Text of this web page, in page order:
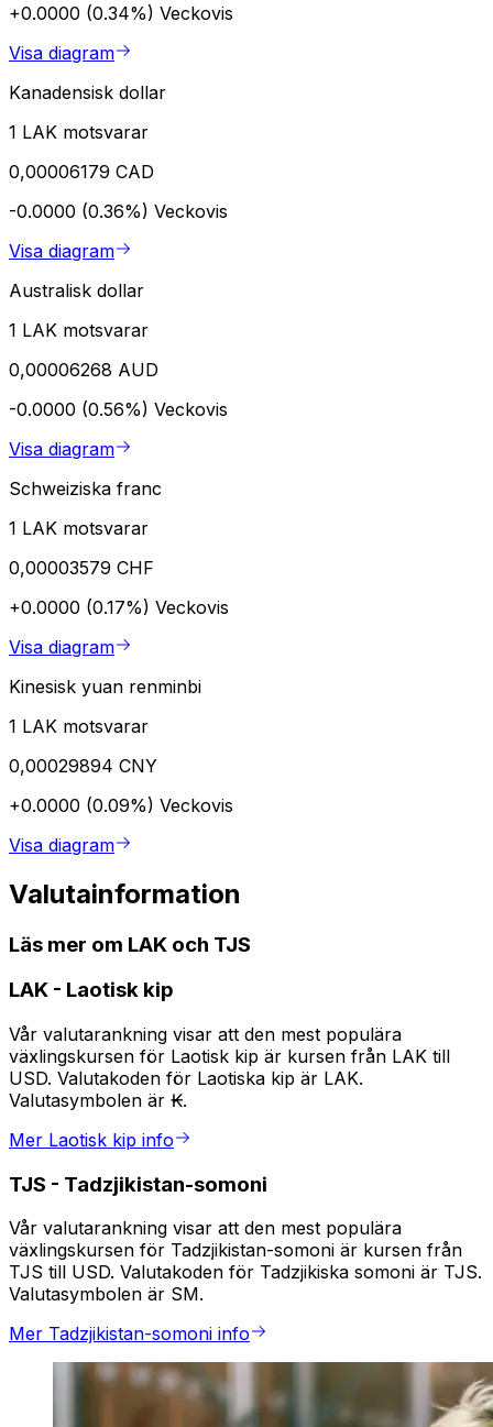
+0.0000 (0.34%) Veckovis
Visa diagram
Kanadensisk dollar
1 LAK motsvarar
0,00006179 CAD
-0.0000 (0.36%) Veckovis
Visa diagram
Australisk dollar
1 LAK motsvarar
0,00006268 AUD
-0.0000 (0.56%) Veckovis
Visa diagram
Schweiziska franc
1 LAK motsvarar
0,00003579 CHF
+0.0000 (0.17%) Veckovis
Visa diagram
Kinesisk yuan renminbi
1 LAK motsvarar
0,00029894 CNY
+0.0000 (0.09%) Veckovis
Visa diagram
Valutainformation
Läs mer om LAK och TJS
LAK - Laotisk kip
Vår valutarankning visar att den mest populära
växlingskursen för Laotisk kip är kursen från LAK till
USD. Valutakoden för Laotiska kip är LAK.
Valutasymbolen är ₭.
Mer Laotisk kip info
TJS - Tadzjikistan-somoni
Vår valutarankning visar att den mest populära
växlingskursen för Tadzjikistan-somoni är kursen från
TJS till USD. Valutakoden för Tadzjikiska somoni är TJS.
Valutasymbolen är SM.
Mer Tadzjikistan-somoni info